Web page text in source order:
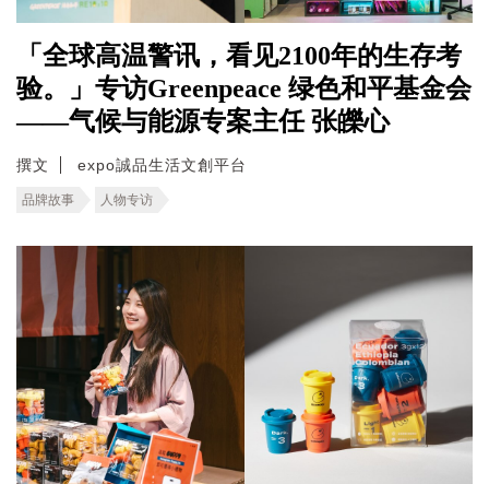
「全球高温警讯，看见2100年的生存考
验。」专访Greenpeace 绿色和平基金会
——气候与能源专案主任 张皪心
撰文 expo誠品生活文創平台
品牌故事 人物专访